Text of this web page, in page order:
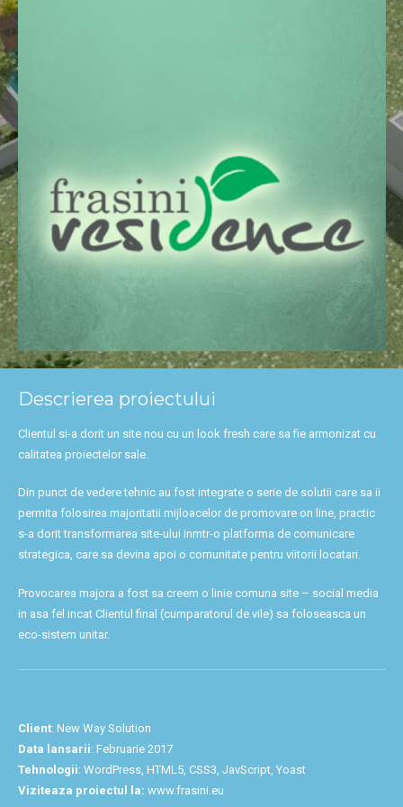
Descrierea proiectului
Clientul si-a dorit un site nou cu un look fresh care sa fie armonizat cu
calitatea proiectelor sale.
Din punct de vedere tehnic au fost integrate o serie de solutii care sa ii
permita folosirea majoritatii mijloacelor de promovare on line, practic
s-a dorit transformarea site-ului inmtr-o platforma de comunicare
strategica, care sa devina apoi o comunitate pentru viitorii locatari.
Provocarea majora a fost sa creem o linie comuna site – social media
in asa fel incat Clientul final (cumparatorul de vile) sa foloseasca un
eco-sistem unitar.
Client: New Way Solution
Data lansarii: Februarie 2017
Tehnologii: WordPress, HTML5, CSS3, JavScript, Yoast
Viziteaza proiectul la: www.frasini.eu